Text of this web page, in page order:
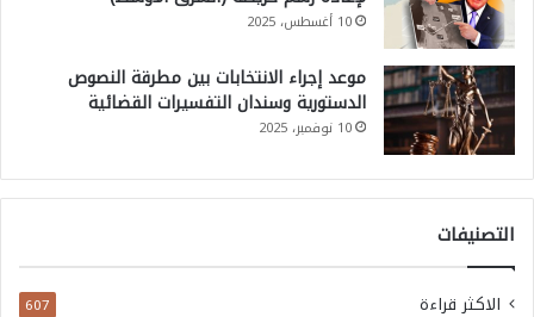
10 أغسطس، 2025
موعد إجراء الانتخابات بين مطرقة النصوص
الدستورية وسندان التفسيرات القضائية
10 نوفمبر، 2025
التصنيفات
الاكثر قراءة 607